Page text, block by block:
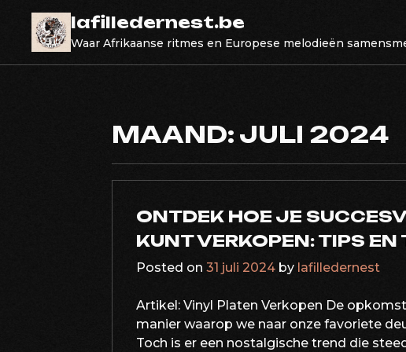
content
lafilledernest.be
Waar Afrikaanse ritmes en Europese melodieën
MAAND: JULI 2024
ONTDEK HOE JE
KUNT VERKOPEN: TIPS EN
Posted on 31 juli 2024 by lafilledernest
Artikel: Vinyl Platen Verkopen De
manier waarop we naar onze favoriete
Toch is er een nostalgische trend die